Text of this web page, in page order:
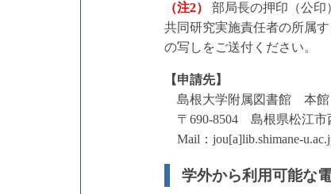
（注2）
部局長の押印（公印
共同研究実施責任者の所属
の写しをご送付ください。
【申請先】
島根大学附属図書館 本
〒690-8504 島根県松江市
Mail：jou[a]lib.shimane-
学外から利用可能な